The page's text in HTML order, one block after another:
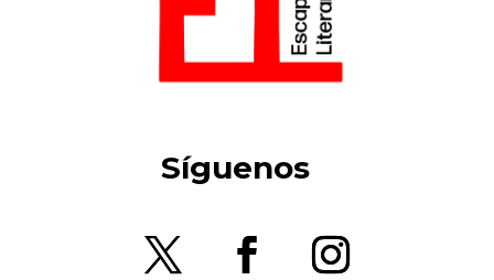
Síguenos